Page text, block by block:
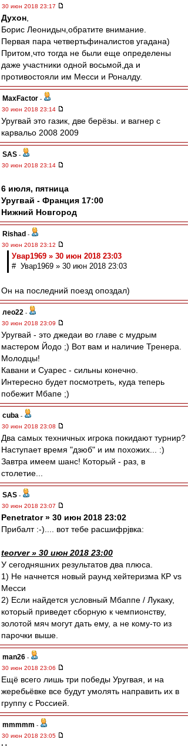
30 июн 2018 23:17
Духон
Борис Леонидыч,обратите внимание.
Первая пара четвертьфиналистов угадана)
Притом,что тогда не были еще определены
даже участники одной восьмой,да и
противостояли им Месси и Роналду.
MaxFactor -
30 июн 2018 23:14
Уругвай это газик, две берёзы. и вагнер с
карвальо 2008 2009
SAS -
30 июн 2018 23:14
6 июля, пятница
Уругвай - Франция 17:00
Нижний Новгород
Rishad -
30 июн 2018 23:12
Увар1969 » 30 июн 2018 23:03
# Увар1969 » 30 июн 2018 23:03
Он на последний поезд опоздал)
лео22 -
30 июн 2018 23:09
Уругвай - это джедаи во главе с мудрым
мастером Йодо ;) Вот вам и наличие Тренера.
Молодцы!
Кавани и Суарес - сильны конечно.
Интересно будет посмотреть, куда теперь
побежит Мбапе ;)
cuba -
30 июн 2018 23:08
Два самых техничных игрока покидают турнир?
Наступает время "дзюб" и им похожих... :)
Завтра имеем шанс! Который - раз, в
столетие...
SAS -
30 июн 2018 23:07
Penetrator » 30 июн 2018 23:02
Прибалт :-).... вот тебе расшифрjвка:
teorver » 30 июн 2018 23:00
У сегодняшних результатов два плюса.
1) Не начнется новый раунд хейтеризма КР vs
Месси
2) Если найдется условный Мбаппе / Лукаку,
который приведет сборную к чемпионству,
золотой мяч могут дать ему, а не кому-то из
парочки выше.
man26 -
30 июн 2018 23:06
Ещё всего лишь три победы Уругвая, и на
жеребьёвке все будут умолять направить их в
группу с Россией.
mmmmm -
30 июн 2018 23:05